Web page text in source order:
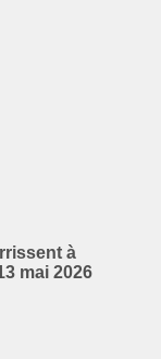
à
mai 2026